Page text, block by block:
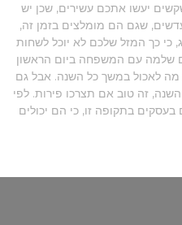
יעשו אתכם עשירים, שכן יש
שגם הם מומלצים בזמן זה,
כי כך המזל שלכם לא יוכל לשחות
שלמה עם המשפחה ביום הראשון
לאכול במשך כל השנה. אבל גם
זה טוב אם תצרכו פירות. לפי
בתקופה זו, כי הם יכולים